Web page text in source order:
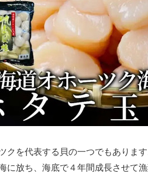
クを代表する貝の一つでもあります
に放ち、海底で４年間成長させて